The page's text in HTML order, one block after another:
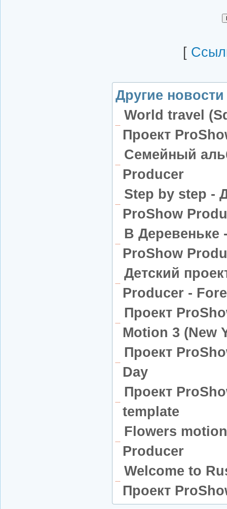
[
Другие
World travel
Проект
Семейный
Producer
Step by step -
ProShow
В Деревеньке
ProShow
Детский
Producer -
Проект
Motion 3 (New
Проект
Day
Проект
template
Flowers
Producer
Welcome to
Проект